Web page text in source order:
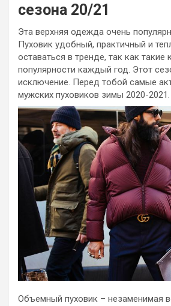
сезона 20/21
Эта верхняя одежда очень
Пуховик удобный, практичный и
оставаться в тренде, так как такие
популярности каждый год. Этот
исключение. Перед тобой самые
мужских пуховиков зимы 2020-2021.
Объемный пуховик – незаменимая